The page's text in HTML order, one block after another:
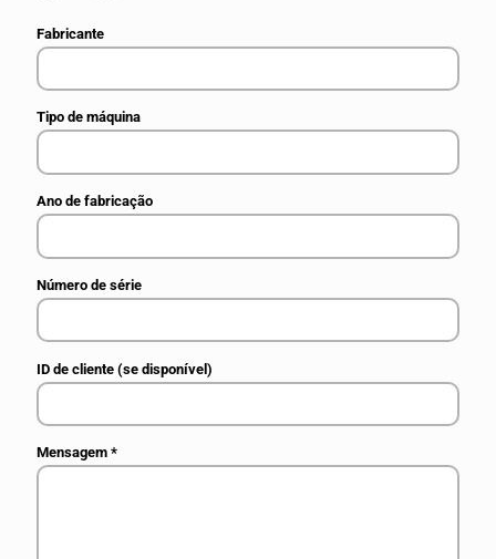
Fabricante
Tipo de máquina
Ano de fabricação
Número de série
ID de cliente (se disponível)
Mensagem*